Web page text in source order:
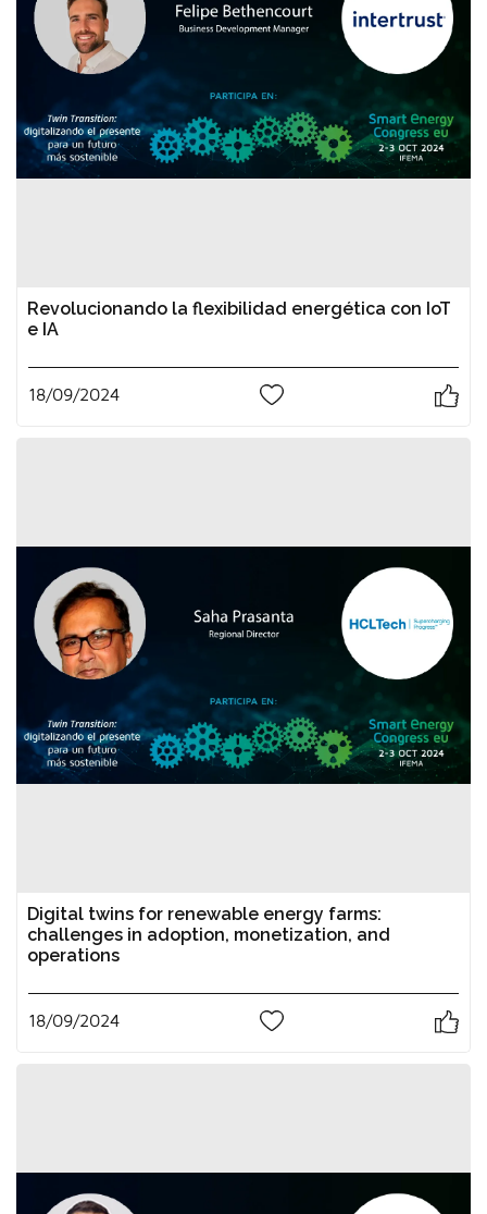
Revolucionando la flexibilidad energética con IoT
e IA
18/09/2024
Digital twins for renewable energy farms:
challenges in adoption, monetization, and
operations
18/09/2024